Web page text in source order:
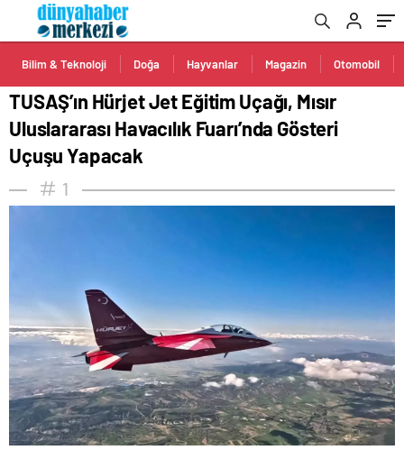
Bilim & Teknoloji Doğa Hayvanlar Magazin Otomobil
Uçuşu Yapacak
TUSAŞ’ın Hürjet Jet Eğitim Uçağı, Mısır
Uluslararası Havacılık Fuarı’nda Gösteri
Uçuşu Yapacak
1